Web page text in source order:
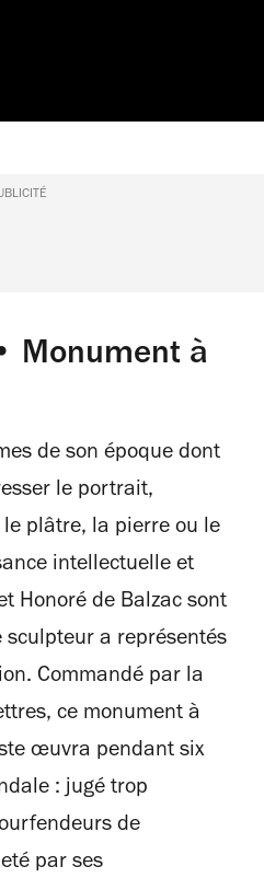
Monument à
de son époque dont
le portrait,
plâtre, la pierre ou le
intellectuelle et
Honoré de Balzac sont
sculpteur a représentés
Commandé par la
ce monument à
œuvra pendant six
: jugé trop
de
par ses